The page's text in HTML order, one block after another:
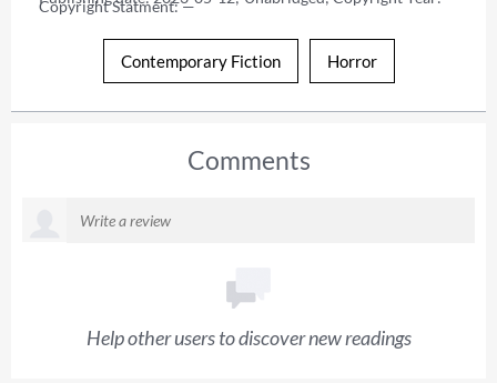
Copyright Statment: —
Contemporary Fiction Horror
Comments
Help other users to discover new readings